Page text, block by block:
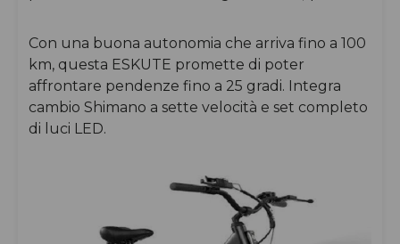
Con una buona autonomia che arriva fino a 100
km, questa ESKUTE promette di poter
affrontare pendenze fino a 25 gradi. Integra
cambio Shimano a sette velocità e set completo
di luci LED.